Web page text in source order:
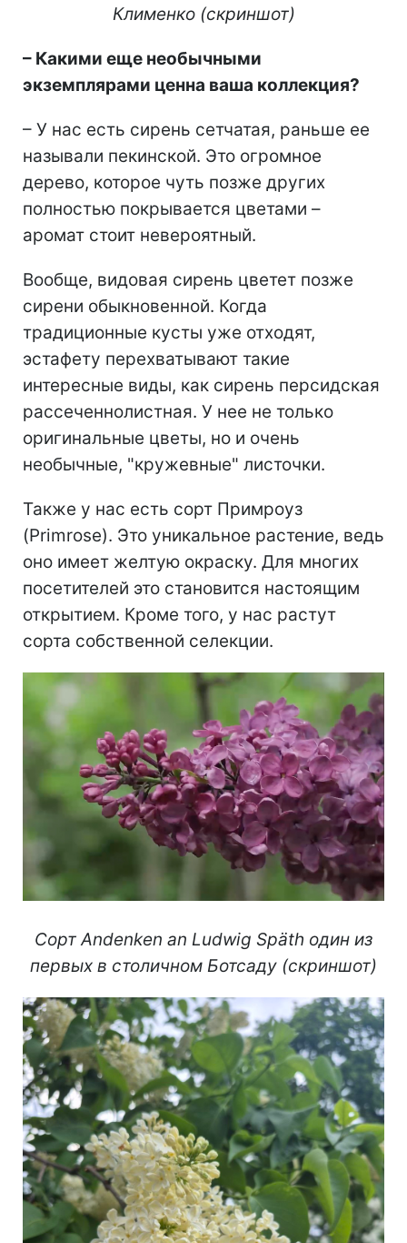
Клименко (скриншот)
– Какими еще необычными
экземплярами ценна ваша коллекция?
– У нас есть сирень сетчатая, раньше ее
называли пекинской. Это огромное
дерево, которое чуть позже других
полностью покрывается цветами –
аромат стоит невероятный.
Вообще, видовая сирень цветет позже
сирени обыкновенной. Когда
традиционные кусты уже отходят,
эстафету перехватывают такие
интересные виды, как сирень персидская
рассеченнолистная. У нее не только
оригинальные цветы, но и очень
необычные, "кружевные" листочки.
Также у нас есть сорт Примроуз
(Primrose). Это уникальное растение, ведь
оно имеет желтую окраску. Для многих
посетителей это становится настоящим
открытием. Кроме того, у нас растут
сорта собственной селекции.
Сорт Andenken an Ludwig Späth один из
первых в столичном Ботсаду (скриншот)